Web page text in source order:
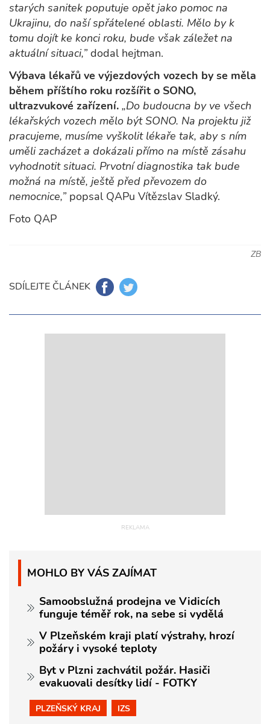
starých sanitek poputuje opět jako pomoc na
Ukrajinu, do naší spřátelené oblasti. Mělo by k
tomu dojít ke konci roku, bude však záležet na
aktuální situaci,” dodal hejtman.
Výbava lékařů ve výjezdových vozech by se měla
během příštího roku rozšířit o SONO,
ultrazvukové zařízení. „Do budoucna by ve všech
lékařských vozech mělo být SONO. Na projektu již
pracujeme, musíme vyškolit lékaře tak, aby s ním
uměli zacházet a dokázali přímo na místě zásahu
vyhodnotit situaci. Prvotní diagnostika tak bude
možná na místě, ještě před převozem do
nemocnice,” popsal QAPu Vítězslav Sladký.
Foto QAP
ZB
SDÍLEJTE ČLÁNEK
MOHLO BY VÁS ZAJÍMAT
Samoobslužná prodejna ve Vidicích
funguje téměř rok, na sebe si vydělá
V Plzeňském kraji platí výstrahy, hrozí
požáry i vysoké teploty
Byt v Plzni zachvátil požár. Hasiči
evakuovali desítky lidí - FOTKY
PLZEŇSKÝ KRAJ IZS